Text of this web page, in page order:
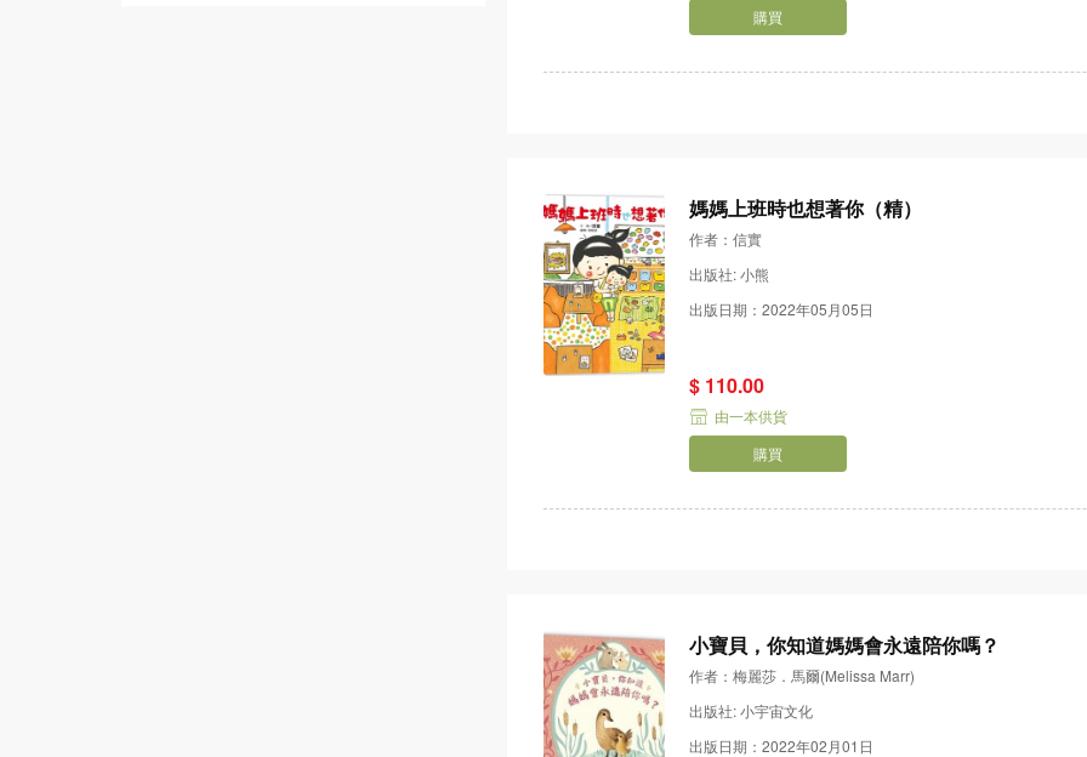
購買
媽媽上班時也想著你（精）
作者：信實
出版社: 小熊
出版日期：2022年05月05日
$ 110.00
由一本供貨
購買
小寶貝，你知道媽媽會永遠陪你嗎？
作者：梅麗莎．馬爾(Melissa Marr)
出版社: 小宇宙文化
出版日期：2022年02月01日